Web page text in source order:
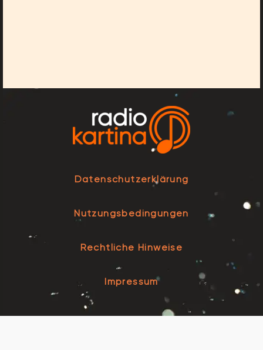
Datenschutzerklärung
Nutzungsbedingungen
Rechtliche Hinweise
Impressum